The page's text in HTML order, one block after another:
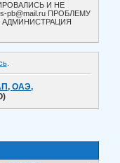
И НЕ
ПРОБЛЕМУ
.
ОАЭ,